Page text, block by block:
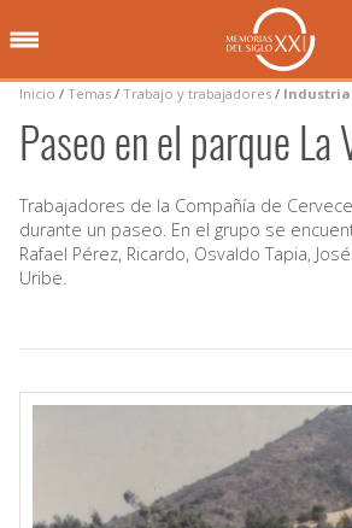
Inicio / Temas / Trabajo y trabajadores / Industria
Paseo en el parque La
Trabajadores de la Compañía de
durante un paseo. En el grupo se
Rafael Pérez, Ricardo, Osvaldo Tapia,
Uribe.